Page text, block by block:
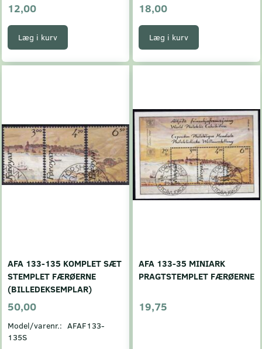
12,00
Læg i kurv
18,00
Læg i kurv
AFA 133-135 KOMPLET SÆT
STEMPLET FÆRØERNE
(BILLEDEKSEMPLAR)
50,00
Model/varenr.: AFAF133-
135S
AFA 133-35 MINIARK
PRAGTSTEMPLET FÆRØERNE
19,75